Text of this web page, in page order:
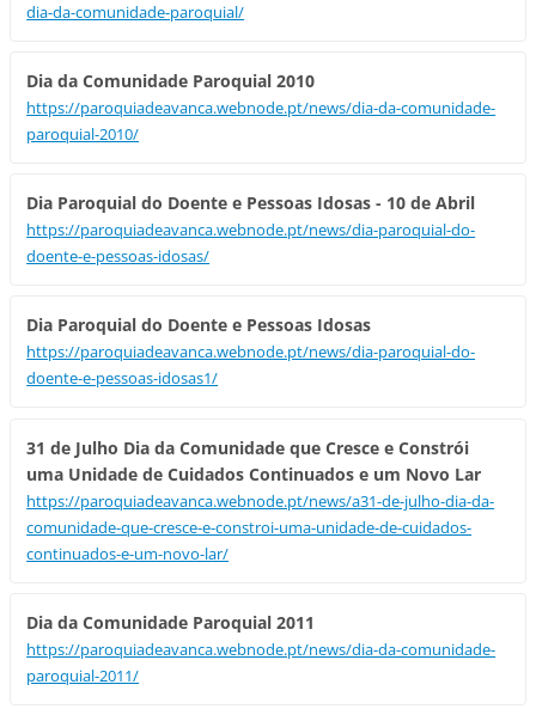
dia-da-comunidade-paroquial/
Dia da Comunidade Paroquial 2010
https://paroquiadeavanca.webnode.pt/news/dia-da-comunidade-
paroquial-2010/
Dia Paroquial do Doente e Pessoas Idosas - 10 de Abril
https://paroquiadeavanca.webnode.pt/news/dia-paroquial-do-
doente-e-pessoas-idosas/
Dia Paroquial do Doente e Pessoas Idosas
https://paroquiadeavanca.webnode.pt/news/dia-paroquial-do-
doente-e-pessoas-idosas1/
31 de Julho Dia da Comunidade que Cresce e Constrói
uma Unidade de Cuidados Continuados e um Novo Lar
https://paroquiadeavanca.webnode.pt/news/a31-de-julho-dia-da-
comunidade-que-cresce-e-constroi-uma-unidade-de-cuidados-
continuados-e-um-novo-lar/
Dia da Comunidade Paroquial 2011
https://paroquiadeavanca.webnode.pt/news/dia-da-comunidade-
paroquial-2011/